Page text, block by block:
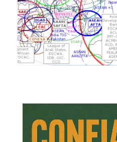
Acordo de Livre-